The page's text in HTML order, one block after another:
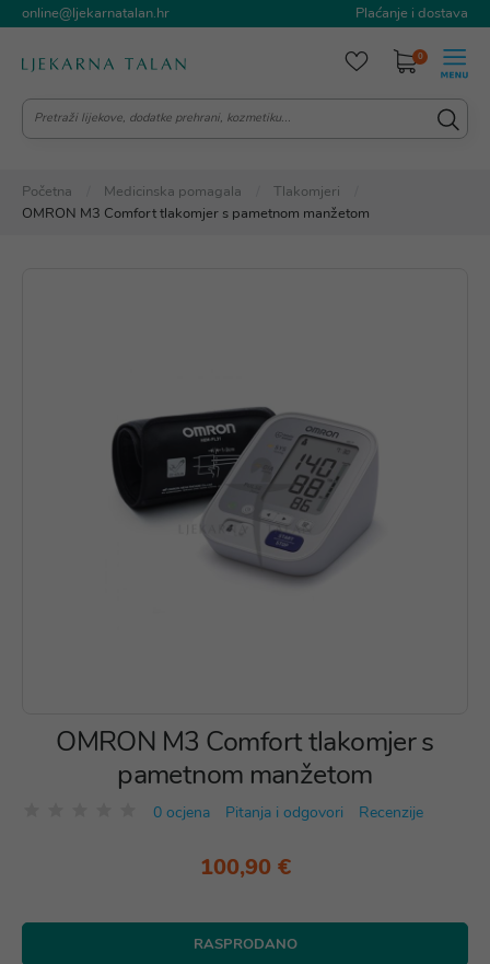
online@ljekarnatalan.hr Plaćanje i dostava
0
Početna Medicinska pomagala
Tlakomjeri
OMRON M3 Comfort tlakomjer s pametnom manžetom
OMRON M3 Comfort tlakomjer s
pametnom manžetom
0 ocjena Pitanja i odgovori Recenzije
100,90 €
RASPRODANO